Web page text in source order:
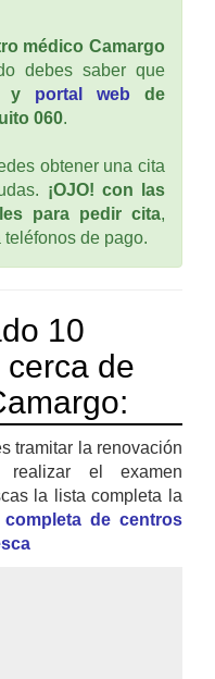
médico Camargo
debes saber que
y portal web de
060.
obtener una cita
¡OJO! con las
para pedir cita,
de pago.
10
de
tramitar la renovación
el examen
la lista completa la
completa de centros